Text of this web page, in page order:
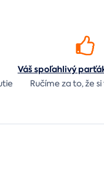
Váš spoľahlivý
Ručíme za to,že si